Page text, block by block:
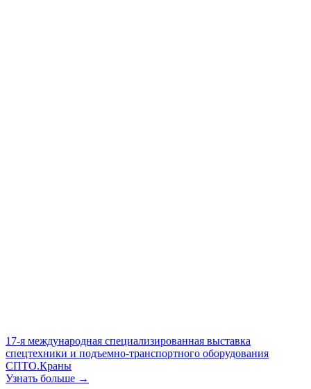
17-я международная специализированная выставка
спецтехники и подъемно-транспортного оборудования
СПТО.Краны
Узнать больше →